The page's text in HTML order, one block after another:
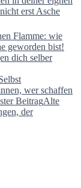
Flamme: wie
geworden bist!
dich selber
wer schaffen
BeitragAlte
der